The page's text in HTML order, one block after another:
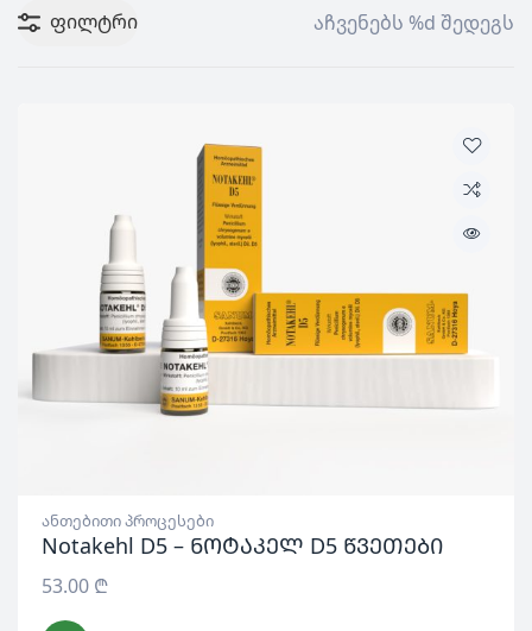
ფილტრი აჩვენებს %d შედეგს
ანთებითი პროცესები
Notakehl D5 – ნოტაკელ D5 წვეთები
53.00 ₾